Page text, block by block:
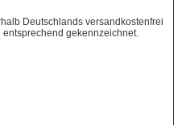
Deutschlands versandkostenfrei
gekennzeichnet.